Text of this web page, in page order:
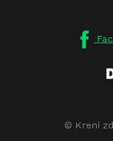
© Kreni